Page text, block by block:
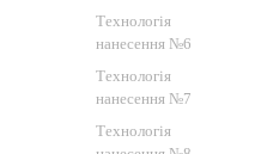
Технологія
нанесення №6
Технологія
нанесення №7
Технологія